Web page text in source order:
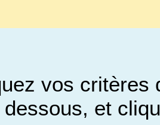
vos critères
dessous, et